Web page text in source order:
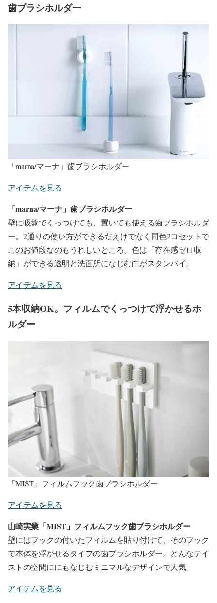
歯ブラシホルダー
「marna/マーナ」歯ブラシホルダー
アイテムを見る
「marna/マーナ」歯ブラシホルダー
壁に吸盤でくっつけても、置いても使える歯ブラシホルダ
ー。2通りの使い方ができるだえけでなく同色2コセットで
このお値段なのもうれしいところ。色は「存在感ゼロ収
納」ができる透明と洗面所になじむ白がスタンバイ。
アイテムを見る
5本収納OK。フィルムでくっつけて浮かせるホ
ルダー
「MIST」フィルムフック歯ブラシホルダー
アイテムを見る
山崎実業「MIST」フィルムフック歯ブラシホルダー
壁にはフックの付いたフィルムを貼り付けて、そのフック
で本体を浮かせるタイプの歯ブラシホルダー。どんなテイ
ストの空間ににもなじむミニマルなデザインで人気。
アイテムを見る